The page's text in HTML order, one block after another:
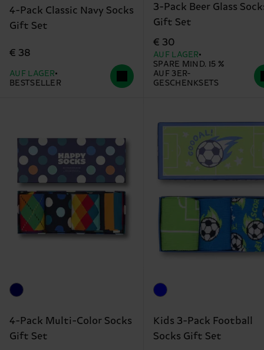
4-Pack Classic Navy Socks
Gift Set
€ 38
AUF LAGER
BESTSELLER
3-Pack Beer Glass
Gift Set
€ 30
AUF LAGER
SPARE MIND. 15 %
AUF 3ER-
GESCHENKSETS
4-Pack Multi-Color Socks
Gift Set
Kids 3-Pack Football
Socks Gift Set